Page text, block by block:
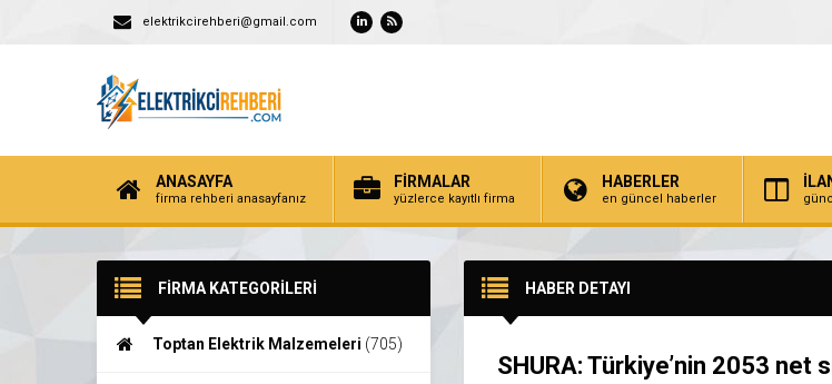
elektrikcirehberi@gmail.com
ANASAYFA
firma rehberi anasayfanız
FİRMALAR
yüzlerce kayıtlı firma
HABERLER
en güncel haberler
FİRMA KATEGORİLERİ
Toptan Elektrik Malzemeleri (705)
HABER DETAYI
SHURA: Türkiye’nin 2053 net